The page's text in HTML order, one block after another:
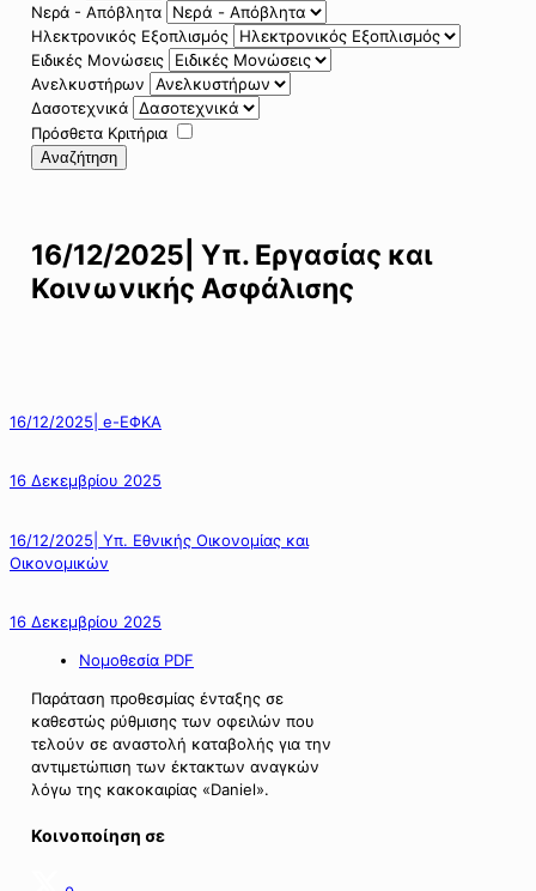
Νερά - Απόβλητα
Ηλεκτρονικός Εξοπλισμός
Ειδικές Μονώσεις
Ανελκυστήρων
Δασοτεχνικά
Πρόσθετα Κριτήρια
Αναζήτηση
16/12/2025| Υπ. Εργασίας και
Κοινωνικής Ασφάλισης
16/12/2025| e-ΕΦΚΑ
16 Δεκεμβρίου 2025
16/12/2025| Υπ. Εθνικής Οικονομίας και
Οικονομικών
16 Δεκεμβρίου 2025
Νομοθεσία PDF
Παράταση προθεσμίας ένταξης σε
καθεστώς ρύθμισης των οφειλών που
τελούν σε αναστολή καταβολής για την
αντιμετώπιση των έκτακτων αναγκών
λόγω της κακοκαιρίας «Daniel».
Κοινοποίηση σε